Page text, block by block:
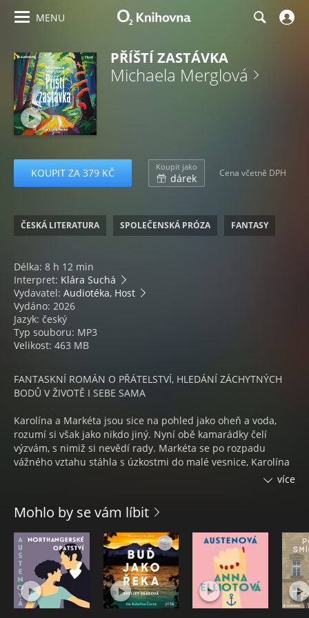
MENU
PŘÍŠTÍ ZASTÁVKA
Michaela Merglová
KOUPIT ZA 379 KČ Koupit jako
dárek Cena včetně DPH
ČESKÁ LITERATURA SPOLEČENSKÁ PRÓZA FANTASY
Délka: 8 h 12 min
Interpret: Klára Suchá
Vydavatel: Audiotéka, Host
Vydáno: 2026
Jazyk: český
Typ souboru: MP3
Velikost: 463 MB
FANTASKNÍ ROMÁN O PŘÁTELSTVÍ, HLEDÁNÍ ZÁCHYTNÝCH
BODŮ V ŽIVOTĚ I SEBE SAMA
Karolína a Markéta jsou sice na pohled jako oheň a voda,
rozumí si však jako nikdo jiný. Nyní obě kamarádky čelí
výzvám, s nimiž si nevědí rady. Markéta se po rozpadu
vážného vztahu stáhla s úzkostmi do malé vesnice, Karolína
se zase pokouší vybalancovat úspěšnou kariéru a rodinný
eskapádu bizarních situací, před nimiž není úniku. Kdo chce
vykrást knihovnu? Co se píše v králičím manifestu? A co
znamenají dopravní nehody, které jim mizejí přímo před
očima? Aby zvládly vyřešit, co je trápí, budou se muset
spolehnout jedna na druhou. Tuhle zatěžkávací zkoušku
však jejich přátelství nemusí ustát.
více
Mohlo by se vám líbit